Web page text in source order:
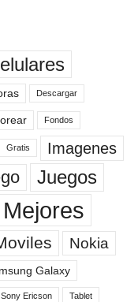
Descargar
Fondos
Gratis Imagenes
Juegos
Mejores
Nokia
Galaxy
Sony Ericson Tablet